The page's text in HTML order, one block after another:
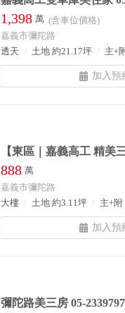
1,398 萬 (含車位價格)
嘉義市彌陀路
透天
土地 約21.17坪 主+
【東區｜嘉義高工 精美
888 萬
嘉義市彌陀路
大樓
土地 約3.11坪 主+
彌陀路美三房 05-2339797